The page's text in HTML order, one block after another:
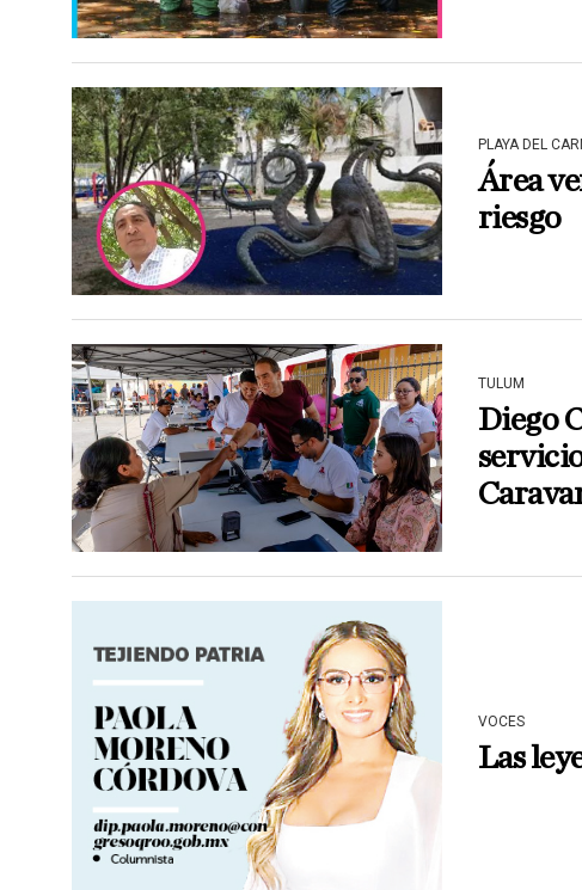
PLAYA DEL
Área
riesgo
TULUM
Diego
VOCES
Las